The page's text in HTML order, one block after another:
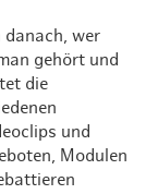
danach, wer
gehört und
die
und
Modulen